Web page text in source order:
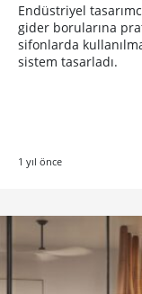
Endüstriyel
gider borularına
sifonlarda
sistem tasarladı.
1 yıl önce